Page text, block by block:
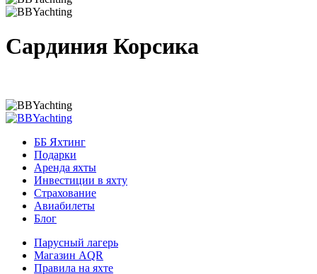
Сардиния Корсика
ББ Яхтинг
Подарки
Аренда яхты
Инвестиции в яхту
Страхование
Авиабилеты
Блог
Парусный лагерь
Магазин AQR
Правила на яхте